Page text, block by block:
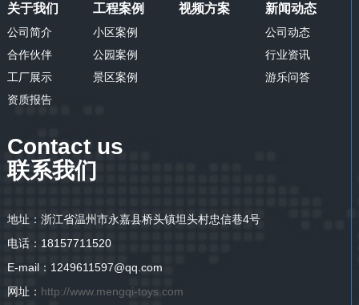
关于我们
公司简介
合作伙伴
工厂展示
资质报告
工程案例
小区案例
公园案例
景区案例
视频方案 新闻动态
公司动态
行业资讯
游乐问答
Contact us
联系我们
地址：浙江省温州市永嘉县桥头镇坦头村忠信巷4号
电话：18157711520
E-mail：1249611597@qq.com
网址： http://www.mengqi-toys.com